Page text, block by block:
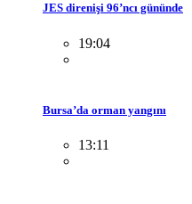
JES direnişi 96’ncı gününde
19:04
Bursa’da orman yangını
13:11